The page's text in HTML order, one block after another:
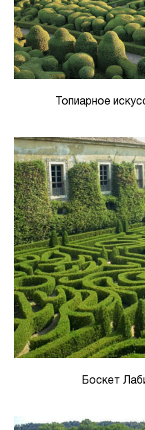
Топиарное
Боскет